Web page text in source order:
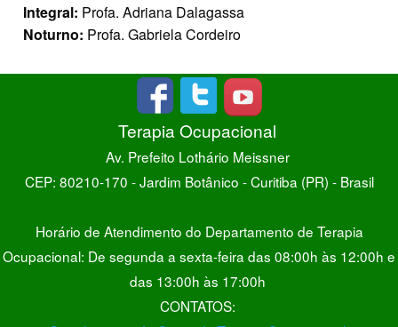
Integral: Profa. Adriana Dalagassa
Noturno: Profa. Gabriela Cordeiro
Terapia Ocupacional
Av. Prefeito Lothário Meissner
CEP: 80210-170 - Jardim Botânico - Curitiba (PR) - Brasil
Horário de Atendimento do Departamento de Terapia
Ocupacional: De segunda a sexta-feira das 08:00h às 12:00h e
das 13:00h às 17:00h
CONTATOS: